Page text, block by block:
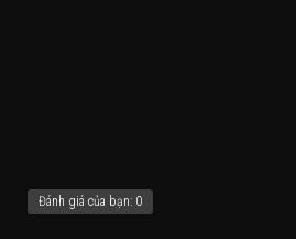
Đánh giá của bạn: 0